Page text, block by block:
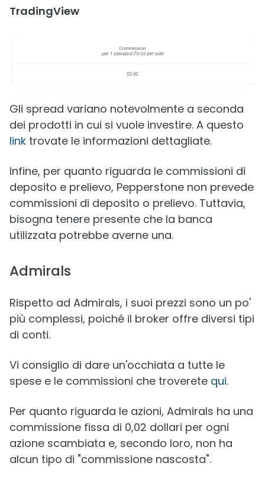
TradingView
Gli spread variano notevolmente a seconda
dei prodotti in cui si vuole investire. A questo
link trovate le informazioni dettagliate.
Infine, per quanto riguarda le commissioni di
deposito e prelievo, Pepperstone non prevede
commissioni di deposito o prelievo. Tuttavia,
bisogna tenere presente che la banca
utilizzata potrebbe averne una.
Admirals
Rispetto ad Admirals, i suoi prezzi sono un po'
più complessi, poiché il broker offre diversi tipi
di conti.
Vi consiglio di dare un'occhiata a tutte le
spese e le commissioni che troverete qui.
Per quanto riguarda le azioni, Admirals ha una
commissione fissa di 0,02 dollari per ogni
azione scambiata e, secondo loro, non ha
alcun tipo di "commissione nascosta".